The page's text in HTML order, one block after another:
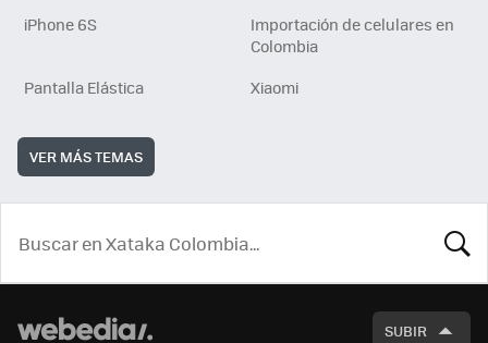
iPhone 6S
Importación de celulares en
Colombia
Pantalla Elástica
Xiaomi
VER MÁS TEMAS
SUBIR